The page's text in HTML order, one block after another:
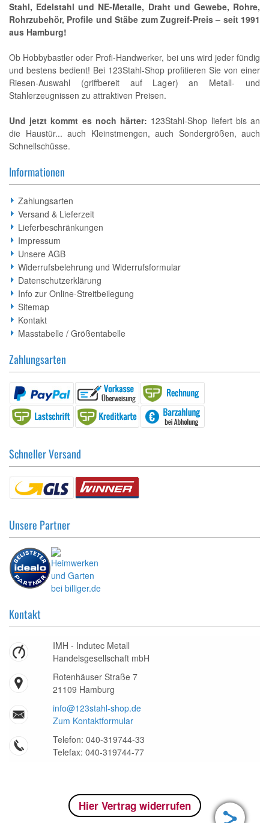
Stahl, Edelstahl und NE-Metalle, Draht und Gewebe, Rohre,
Rohrzubehör, Profile und Stäbe zum Zugreif-Preis – seit 1991
aus Hamburg!
Ob Hobbybastler oder Profi-Handwerker, bei uns wird jeder fündig
und bestens bedient! Bei 123Stahl-Shop profitieren Sie von einer
Riesen-Auswahl (griffbereit auf Lager) an Metall- und
Stahlerzeugnissen zu attraktiven Preisen.
Und jetzt kommt es noch härter: 123Stahl-Shop liefert bis an
die Haustür... auch Kleinstmengen, auch Sondergrößen, auch
Schnellschüsse.
Informationen
Zahlungsarten
Versand & Lieferzeit
Lieferbeschränkungen
Impressum
Unsere AGB
Widerrufsbelehrung und Widerrufsformular
Datenschutzerklärung
Info zur Online-Streitbeilegung
Sitemap
Kontakt
Masstabelle / Größentabelle
Zahlungsarten
Schneller Versand
Unsere Partner
Kontakt
IMH - Indutec Metall
Handelsgesellschaft mbH
Rotenhäuser Straße 7
21109 Hamburg
info@123stahl-shop.de
Zum Kontaktformular
Telefon: 040-319744-33
Telefax: 040-319744-77
Hier Vertrag widerrufen